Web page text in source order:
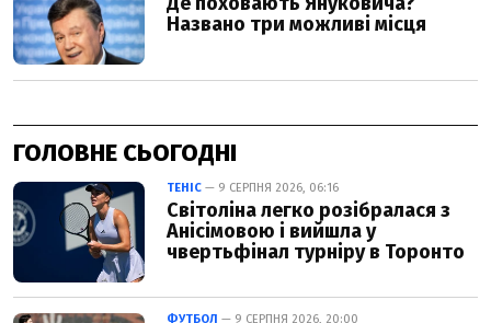
ГОЛОВНЕ СЬОГОДНІ
ТЕНІС — 9 СЕРПНЯ 2026, 06:16
Світоліна легко розібралася з
Анісімовою і вийшла у
чвертьфінал турніру в Торонто
ФУТБОЛ — 9 СЕРПНЯ 2026, 20:00